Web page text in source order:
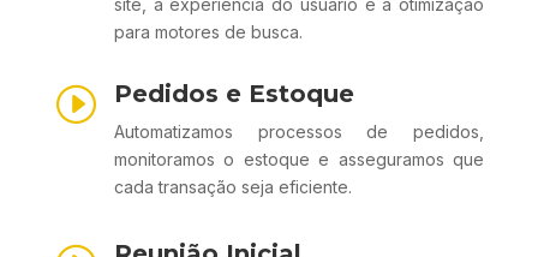
para motores de busca.
I Pedidos e Estoque
Automatizamos processos de pedidos,
monitoramos o estoque e asseguramos que
cada transação seja eficiente.